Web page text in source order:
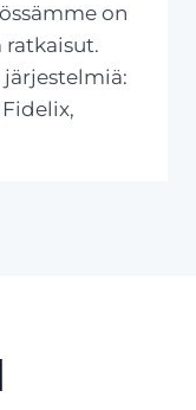
on
ratkaisut.